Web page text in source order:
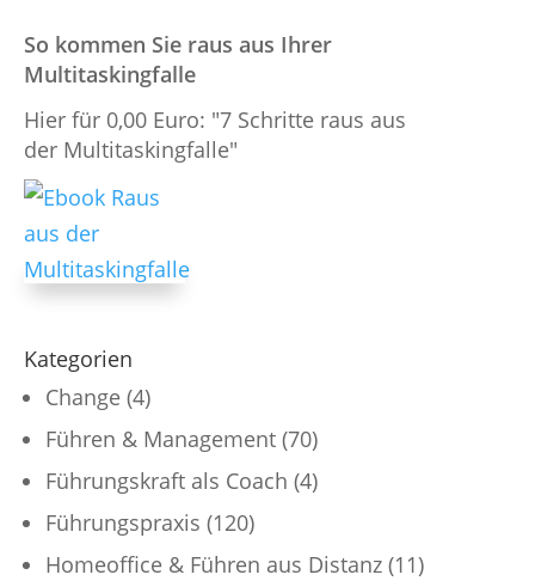
So kommen Sie raus aus Ihrer
Multitaskingfalle
Hier für 0,00 Euro: "7 Schritte raus aus
der Multitaskingfalle"
Kategorien
Change (4)
Führen & Management (70)
Führungskraft als Coach (4)
Führungspraxis (120)
Homeoffice & Führen aus Distanz (11)